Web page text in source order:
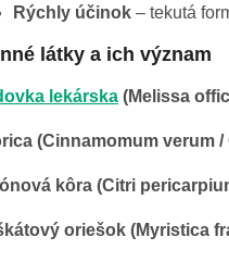
Rýchly účinok – tekutá
látky a ich význam
lekárska (Melissa
(Cinnamomum verum
kôra (Citri
oriešok (Myristica